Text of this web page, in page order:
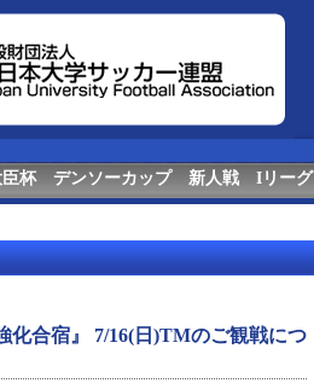
杯 デンソーカップ 新人戦 Iリーグ
合宿』 7/16(日)TMのご観戦につ